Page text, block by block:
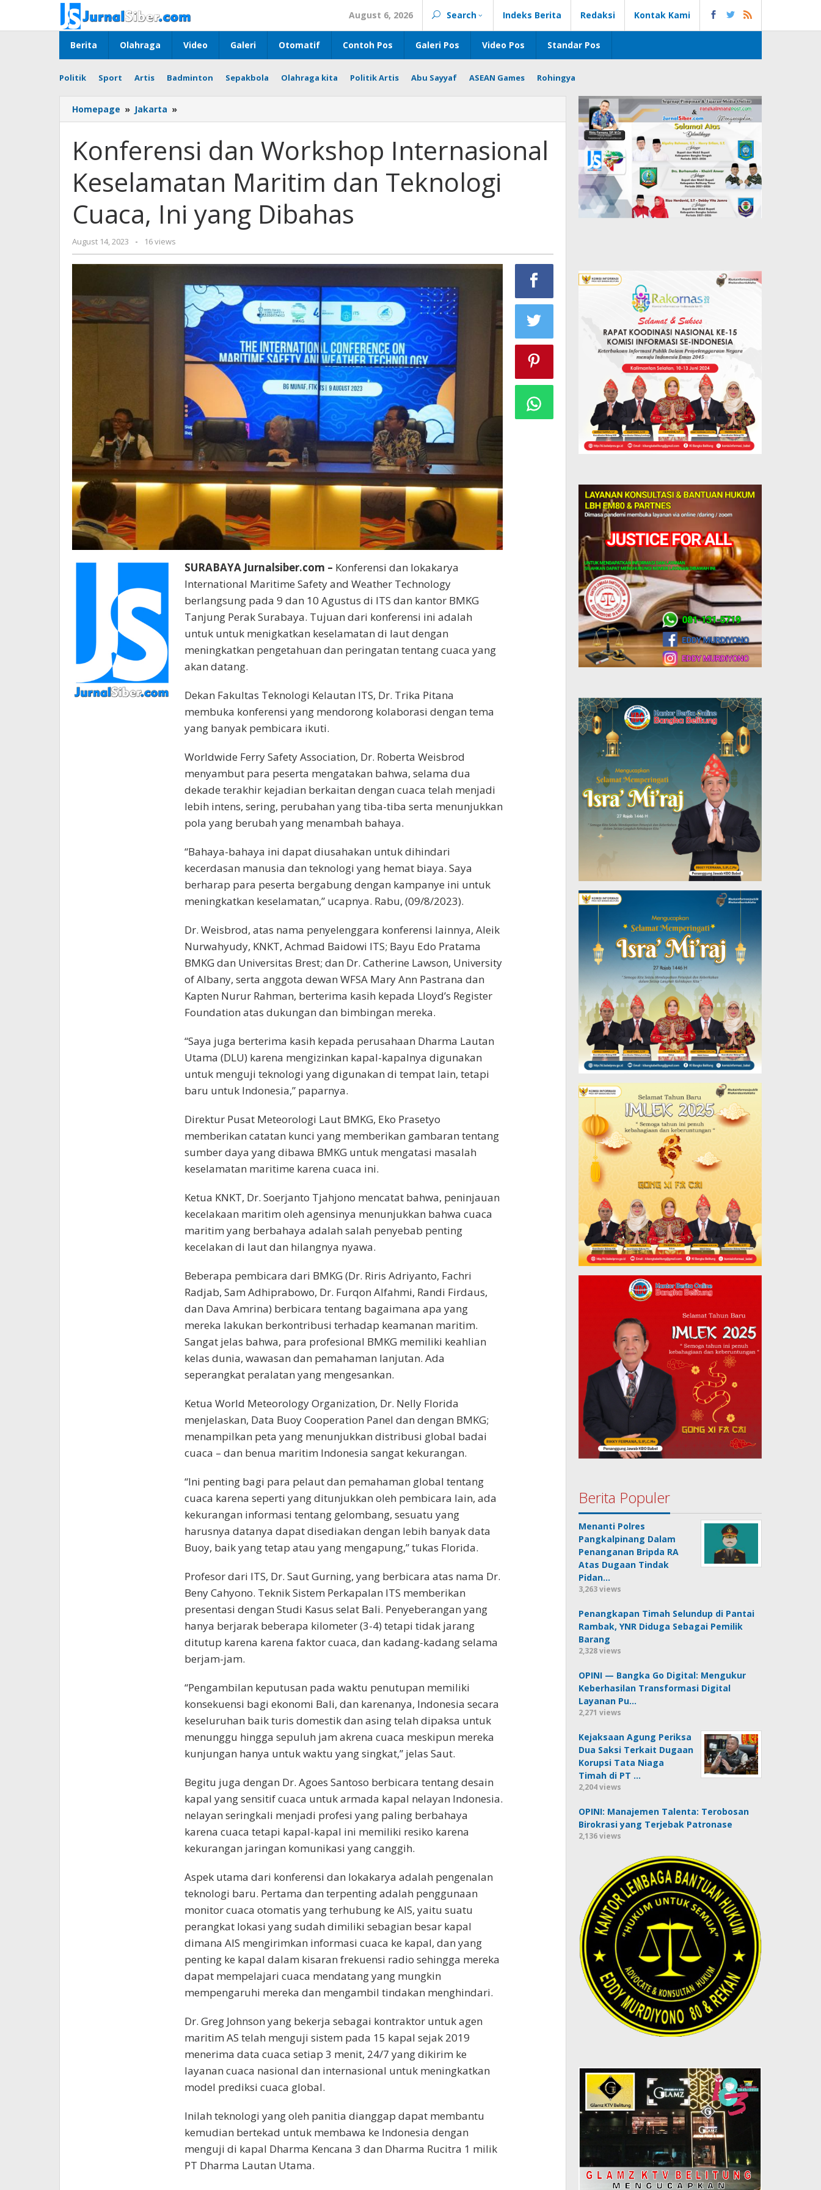
content
August 6, 2026 Search Indeks Berita Redaksi Kontak Kami
Berita Olahraga Video Galeri Otomatif Contoh Pos Galeri Pos Video Pos Standar Pos
Politik Sport Artis Badminton Sepakbola Olahraga kita Politik Artis Abu Sayyaf ASEAN Games Rohingya
Homepage » Jakarta »
dan
Internasional
Keselamatan
Maritim
dan
Cuaca,
Ini
Konferensi dan Workshop Internasional
Keselamatan Maritim dan Teknologi
Cuaca, Ini yang Dibahas
August 14, 2023
by
Jurnalsiber
- 16 views
SURABAYA Jurnalsiber.com – Konferensi dan lokakarya
International Maritime Safety and Weather Technology
berlangsung pada 9 dan 10 Agustus di ITS dan kantor BMKG
Tanjung Perak Surabaya. Tujuan dari konferensi ini adalah
untuk untuk menigkatkan keselamatan di laut dengan
meningkatkan pengetahuan dan peringatan tentang cuaca yang
akan datang.
Dekan Fakultas Teknologi Kelautan ITS, Dr. Trika Pitana
membuka konferensi yang mendorong kolaborasi dengan tema
yang banyak pembicara ikuti.
Worldwide Ferry Safety Association, Dr. Roberta Weisbrod
menyambut para peserta mengatakan bahwa, selama dua
dekade terakhir kejadian berkaitan dengan cuaca telah menjadi
lebih intens, sering, perubahan yang tiba-tiba serta menunjukkan
pola yang berubah yang menambah bahaya.
“Bahaya-bahaya ini dapat diusahakan untuk dihindari
kecerdasan manusia dan teknologi yang hemat biaya. Saya
berharap para peserta bergabung dengan kampanye ini untuk
meningkatkan keselamatan,” ucapnya. Rabu, (09/8/2023).
Dr. Weisbrod, atas nama penyelenggara konferensi lainnya, Aleik
Nurwahyudy, KNKT, Achmad Baidowi ITS; Bayu Edo Pratama
BMKG dan Universitas Brest; dan Dr. Catherine Lawson, University
of Albany, serta anggota dewan WFSA Mary Ann Pastrana dan
Kapten Nurur Rahman, berterima kasih kepada Lloyd’s Register
Foundation atas dukungan dan bimbingan mereka.
“Saya juga berterima kasih kepada perusahaan Dharma Lautan
Utama (DLU) karena mengizinkan kapal-kapalnya digunakan
untuk menguji teknologi yang digunakan di tempat lain, tetapi
baru untuk Indonesia,” paparnya.
Direktur Pusat Meteorologi Laut BMKG, Eko Prasetyo
memberikan catatan kunci yang memberikan gambaran tentang
sumber daya yang dibawa BMKG untuk mengatasi masalah
keselamatan maritime karena cuaca ini.
Ketua KNKT, Dr. Soerjanto Tjahjono mencatat bahwa, peninjauan
kecelakaan maritim oleh agensinya menunjukkan bahwa cuaca
maritim yang berbahaya adalah salah penyebab penting
kecelakan di laut dan hilangnya nyawa.
Beberapa pembicara dari BMKG (Dr. Riris Adriyanto, Fachri
Radjab, Sam Adhiprabowo, Dr. Furqon Alfahmi, Randi Firdaus,
dan Dava Amrina) berbicara tentang bagaimana apa yang
mereka lakukan berkontribusi terhadap keamanan maritim.
Sangat jelas bahwa, para profesional BMKG memiliki keahlian
kelas dunia, wawasan dan pemahaman lanjutan. Ada
seperangkat peralatan yang mengesankan.
Ketua World Meteorology Organization, Dr. Nelly Florida
menjelaskan, Data Buoy Cooperation Panel dan dengan BMKG;
menampilkan peta yang menunjukkan distribusi global badai
cuaca – dan benua maritim Indonesia sangat kekurangan.
“Ini penting bagi para pelaut dan pemahaman global tentang
cuaca karena seperti yang ditunjukkan oleh pembicara lain, ada
kekurangan informasi tentang gelombang, sesuatu yang
harusnya datanya dapat disediakan dengan lebih banyak data
Buoy, baik yang tetap atau yang mengapung,” tukas Florida.
Profesor dari ITS, Dr. Saut Gurning, yang berbicara atas nama Dr.
Beny Cahyono. Teknik Sistem Perkapalan ITS memberikan
presentasi dengan Studi Kasus selat Bali. Penyeberangan yang
hanya berjarak beberapa kilometer (3-4) tetapi tidak jarang
ditutup karena karena faktor cuaca, dan kadang-kadang selama
berjam-jam.
“Pengambilan keputusan pada waktu penutupan memiliki
konsekuensi bagi ekonomi Bali, dan karenanya, Indonesia secara
keseluruhan baik turis domestik dan asing telah dipaksa untuk
menunggu hingga sepuluh jam akrena cuaca meskipun mereka
kunjungan hanya untuk waktu yang singkat,” jelas Saut.
Begitu juga dengan Dr. Agoes Santoso berbicara tentang desain
kapal yang sensitif cuaca untuk armada kapal nelayan Indonesia.
nelayan seringkali menjadi profesi yang paling berbahaya
karena cuaca tetapi kapal-kapal ini memiliki resiko karena
kekurangan jaringan komunikasi yang canggih.
Aspek utama dari konferensi dan lokakarya adalah pengenalan
teknologi baru. Pertama dan terpenting adalah penggunaan
monitor cuaca otomatis yang terhubung ke AIS, yaitu suatu
perangkat lokasi yang sudah dimiliki sebagian besar kapal
dimana AIS mengirimkan informasi cuaca ke kapal, dan yang
penting ke kapal dalam kisaran frekuensi radio sehingga mereka
dapat mempelajari cuaca mendatang yang mungkin
mempengaruhi mereka dan mengambil tindakan menghindari.
Dr. Greg Johnson yang bekerja sebagai kontraktor untuk agen
maritim AS telah menguji sistem pada 15 kapal sejak 2019
menerima data cuaca setiap 3 menit, 24/7 yang dikirim ke
layanan cuaca nasional dan internasional untuk meningkatkan
model prediksi cuaca global.
Inilah teknologi yang oleh panitia dianggap dapat membantu
kemudian bertekad untuk membawa ke Indonesia dengan
menguji di kapal Dharma Kencana 3 dan Dharma Rucitra 1 milik
PT Dharma Lautan Utama.
Berita Populer
Menanti Polres
Pangkalpinang Dalam
Penanganan Bripda RA
Atas Dugaan Tindak
Pidan…
3,263 views
Penangkapan Timah Selundup di Pantai
Rambak, YNR Diduga Sebagai Pemilik
Barang
2,328 views
OPINI — Bangka Go Digital: Mengukur
Keberhasilan Transformasi Digital
Layanan Pu…
2,271 views
Kejaksaan Agung Periksa
Dua Saksi Terkait Dugaan
Korupsi Tata Niaga
Timah di PT …
2,204 views
OPINI: Manajemen Talenta: Terobosan
Birokrasi yang Terjebak Patronase
2,136 views